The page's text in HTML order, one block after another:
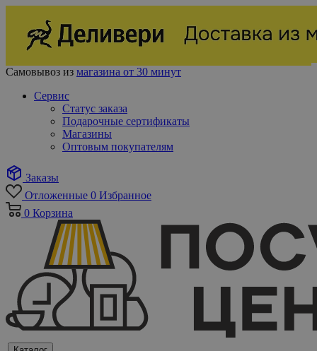
Самовывоз из магазина от 30 минут
Сервис
Статус заказа
Подарочные сертификаты
Магазины
Оптовым покупателям
Заказы
Отложенные 0 Избранное
0 Корзина